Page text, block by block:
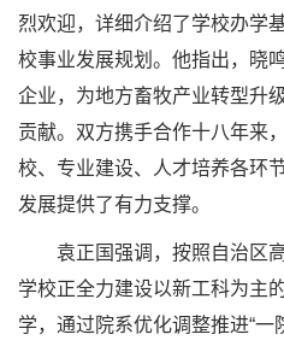
烈欢迎，详细介绍了学校办学
校事业发展规划。他指出，晓
企业，为地方畜牧产业转型升
贡献。双方携手合作十八年来
校、专业建设、人才培养各环
发展提供了有力支撑。
袁正国强调，按照自治区
学校正全力建设以新工科为主
学，通过院系优化调整推进“一